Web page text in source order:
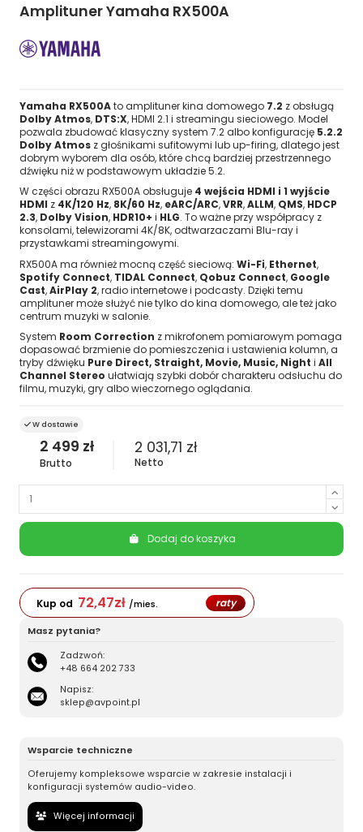
Amplituner Yamaha RX500A
Yamaha RX500Ato amplituner kina domowego 7.2 z obsługą
Dolby Atmos, DTS:X, HDMI 2.1 i streamingu sieciowego. Model
pozwala zbudować klasyczny system 7.2 albo konfigurację 5.2.2
Dolby Atmos z głośnikami sufitowymi lub up-firing, dlatego jest
dobrym wyborem dla osób, które chcą bardziej przestrzennego
dźwięku niż w podstawowym układzie 5.2.
W części obrazu RX500A obsługuje 4 wejścia HDMI i 1 wyjście
HDMI z 4K/120 Hz, 8K/60 Hz, eARC/ARC,VRR,ALLM, QMS, HDCP
2.3, Dolby Vision, HDR10+ i HLG. To ważne przy współpracy z
konsolami, telewizorami 4K/8K, odtwarzaczami Blu-ray i
przystawkami streamingowymi.
RX500A ma również mocną część sieciową: Wi-Fi, Ethernet,
Spotify Connect, TIDAL Connect, Qobuz Connect, Google
Cast,AirPlay 2, radio internetowe i podcasty. Dzięki temu
amplituner może służyć nie tylko do kina domowego, ale też jako
centrum muzyki w salonie.
System Room Correction z mikrofonem pomiarowym pomaga
dopasować brzmienie do pomieszczenia i ustawienia kolumn, a
tryby dźwięku Pure Direct, Straight, Movie, Music, Night i All
Channel Stereo ułatwiają szybki dobór charakteru odsłuchu do
filmu, muzyki, gry albo wieczornego oglądania.
W dostawie
2 499 zł
Brutto
2 031,71 zł
Netto
Dodaj do koszyka
Kup od 72,47zł /mies. raty
Masz pytania?
Zadzwoń:
+48 664 202 733
Napisz:
sklep@avpoint.pl
Wsparcie techniczne
Oferujemy kompleksowe wsparcie w zakresie instalacji i
konfiguracji systemów audio-video.
Więcej informacji